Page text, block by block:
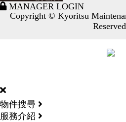
MANAGER LOGIN
Copyright © Kyoritsu
物件搜尋
服務介紹